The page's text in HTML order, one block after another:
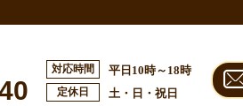
対応時間 平日10時～18時
定休日
土・日・祝日